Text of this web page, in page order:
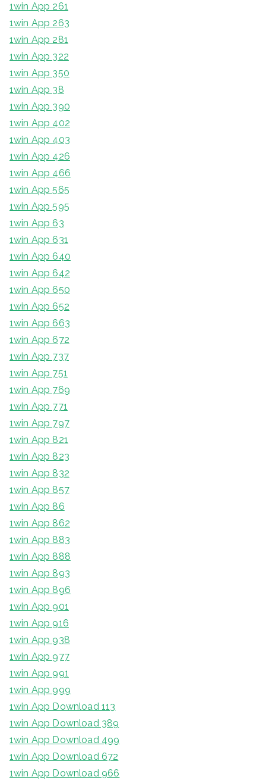
1win App 261
1win App 263
1win App 281
1win App 322
1win App 350
1win App 38
1win App 390
1win App 402
1win App 403
1win App 426
1win App 466
1win App 565
1win App 595
1win App 63
1win App 631
1win App 640
1win App 642
1win App 650
1win App 652
1win App 663
1win App 672
1win App 737
1win App 751
1win App 769
1win App 771
1win App 797
1win App 821
1win App 823
1win App 832
1win App 857
1win App 86
1win App 862
1win App 883
1win App 888
1win App 893
1win App 896
1win App 901
1win App 916
1win App 938
1win App 977
1win App 991
1win App 999
1win App Download 113
1win App Download 389
1win App Download 499
1win App Download 672
1win App Download 966